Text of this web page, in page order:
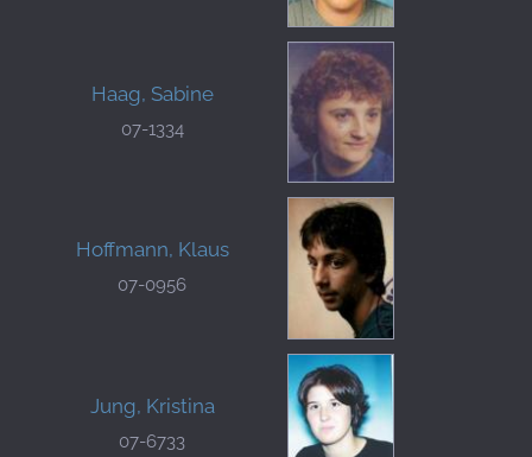
Haag, Sabine
07-1334
Hoffmann, Klaus
07-0956
Jung, Kristina
07-6733